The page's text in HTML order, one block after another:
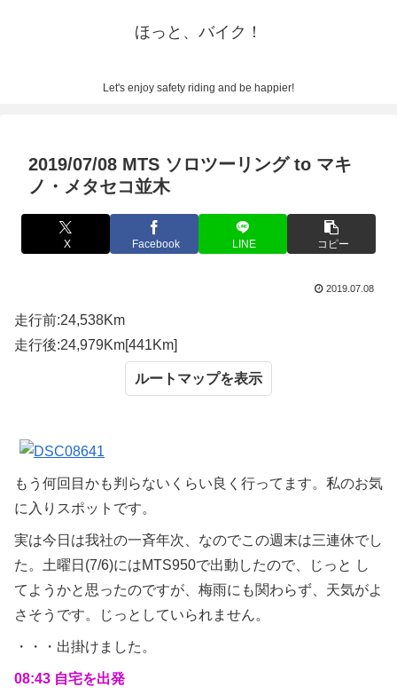
ほっと、バイク！
Let's enjoy safety riding and be happier!
2019/07/08 MTS ソロツーリング to マキ
ノ・メタセコ並木
X Facebook LINE コピー
2019.07.08
走行前:24,538Km
走行後:24,979Km[441Km]
ルートマップ
もう何回目かも判らないくらい良く行ってます。私のお気
に入りスポットです。
実は今日は我社の一斉年次、なのでこの週末は三連休でし
た。土曜日(7/6)にはMTS950で出動したので、じっと し
てようかと思ったのですが、梅雨にも関わらず、天気がよ
さそうです。じっとしていられません。
・・・出掛けました。
08:43 自宅を出発